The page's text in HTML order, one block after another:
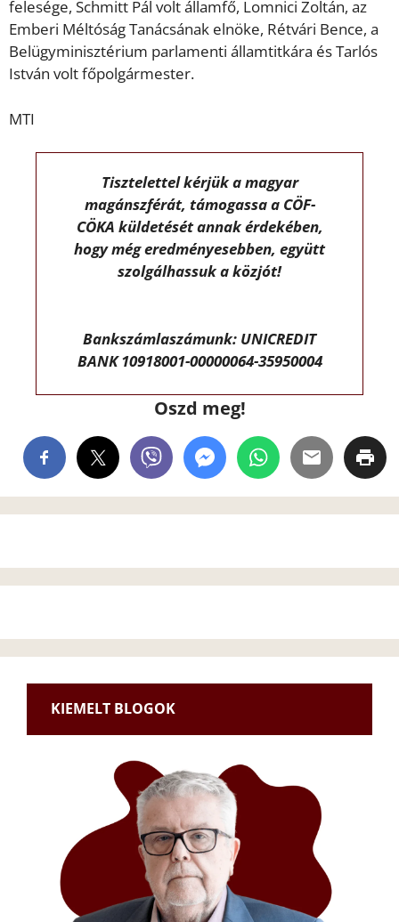
felesége, Schmitt Pál volt államfő, Lomnici Zoltán, az
Emberi Méltóság Tanácsának elnöke, Rétvári Bence, a
Belügyminisztérium parlamenti államtitkára és Tarlós
István volt főpolgármester.
MTI
Tisztelettel kérjük a magyar
magánszférát, támogassa a CÖF-
CÖKA küldetését annak érdekében,
hogy még eredményesebben, együtt
szolgálhassuk a közjót!
Bankszámlaszámunk: UNICREDIT
BANK 10918001-00000064-35950004
Oszd meg!
KIEMELT BLOGOK